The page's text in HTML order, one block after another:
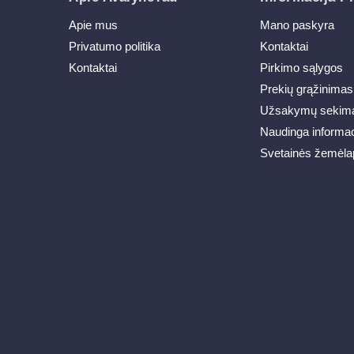
Apie mus
Privatumo politika
Kontaktai
Mano paskyra
Kontaktai
Pirkimo sąlygos
Prekių grąžinimas
Užsakymų
Naudinga
Svetainės